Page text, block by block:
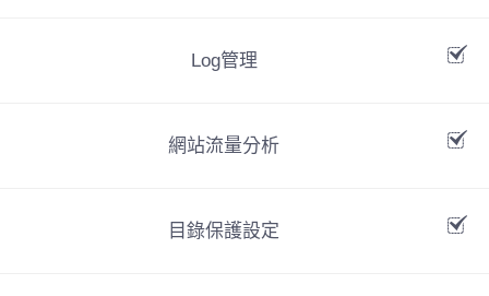
Log管理
網站流量分析
目錄保護設定